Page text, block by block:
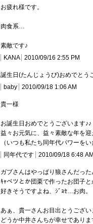
お疲れ様です。
肉食系…
素敵です♪
KANA
2010/09/16 2:55 PM
誕生日(たんじょうび)おめでとう
baby
2010/09/18 1:06 AM
貴一様
お誕生日おめでとうございます♪♪
益々お元気に、益々素敵な年を
（いつも私たち同年代パワーを
同年代です
2010/09/18 6:48 AM
ガブさんはやっぱり狼さんだった
ｷｬベツとか団栗で作ったお団子
好きそうですよね、ｼﾞｮｾ…お肉。
あぁ、貴一さんお目出とうござ
どうか中井さんちが幸せでありま